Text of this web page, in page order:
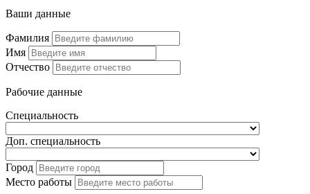
Ваши данные
Фамилия
Имя
Отчество
Рабочие данные
Специальность
Доп. специальность
Город
Место работы